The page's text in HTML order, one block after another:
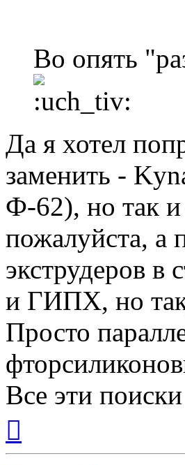
Во опять
Да я хотел
заменить -
Ф-62), но так
пожалуйста, а
экструдеров в
и ГИПХ, но
Просто
Все эти
началу